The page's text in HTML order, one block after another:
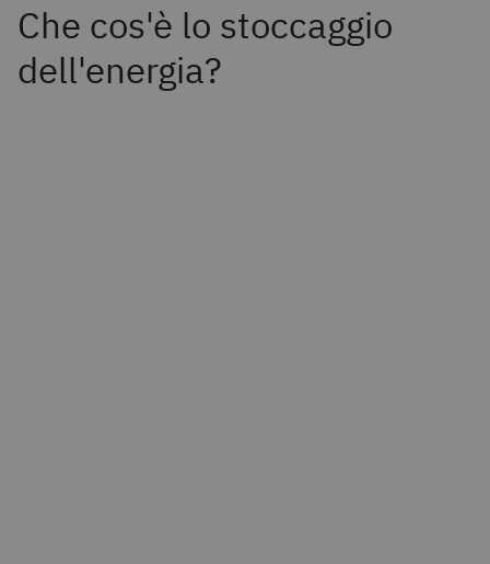
Che cos'è lo stoccaggio
dell'energia?